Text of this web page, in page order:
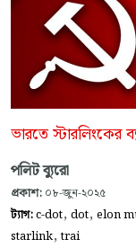
ভারতে স্টারলিংকের
পলিট ব্যুরো
প্রকাশ: ০৮-জুন-২০২৫
ট্যাগ:c-dot, dot, elon
starlink,trai